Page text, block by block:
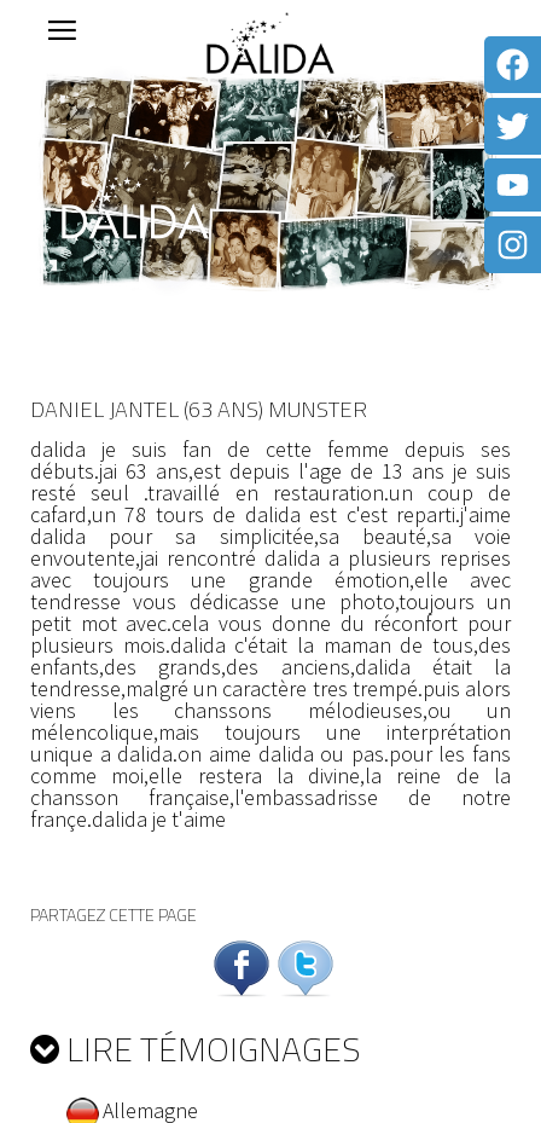
DANIEL JANTEL (63 ANS) MUNSTER
dalida je suis fan de cette femme depuis ses
débuts.jai 63 ans,est depuis l'age de 13 ans je suis
resté seul .travaillé en restauration.un coup de
cafard,un 78 tours de dalida est c'est reparti.j'aime
dalida pour sa simplicitée,sa beauté,sa voie
envoutente,jai rencontré dalida a plusieurs reprises
avec toujours une grande émotion,elle avec
tendresse vous dédicasse une photo,toujours un
petit mot avec.cela vous donne du réconfort pour
plusieurs mois.dalida c'était la maman de tous,des
enfants,des grands,des anciens,dalida était la
tendresse,malgré un caractère tres trempé.puis alors
viens les chanssons mélodieuses,ou un
mélencolique,mais toujours une interprétation
unique a dalida.on aime dalida ou pas.pour les fans
comme moi,elle restera la divine,la reine de la
chansson française,l'embassadrisse de notre
françe.dalida je t'aime
PARTAGEZ CETTE PAGE
LIRE TÉMOIGNAGES
Allemagne